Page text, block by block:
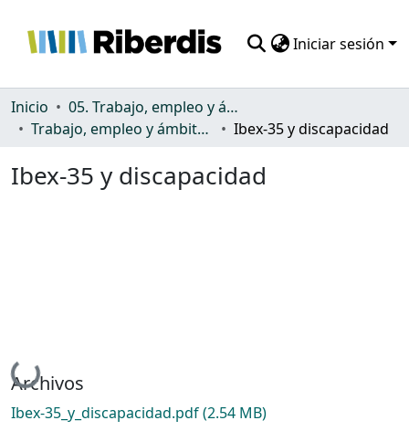
Iniciar sesión
Comunidades
Todo DSpace
Estadísticas
Inicio
05. Trabajo, empleo y ámbito productivo
Trabajo, empleo y ámbito productivo
Ibex-35 y discapacidad
Ibex-35 y discapacidad
Cargando...
Archivos
Ibex-35_y_discapacidad.pdf(2.54 MB)